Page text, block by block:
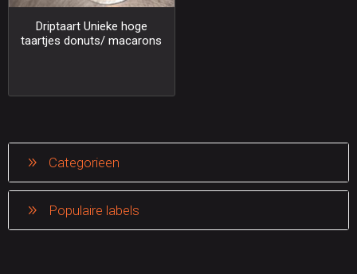
Driptaart Unieke hoge
taartjes donuts/ macarons
Categorieen
Populaire labels